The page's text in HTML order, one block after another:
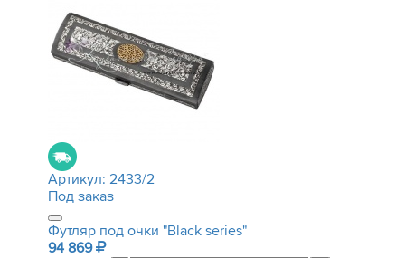
Артикул: 2433/2
Под заказ
Футляр под очки "Black series"
94 869